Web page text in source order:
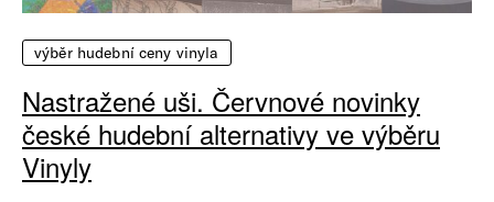
výběr hudební ceny vinyla
Nastražené uši. Červnové novinky
české hudební alternativy ve výběru
Vinyly